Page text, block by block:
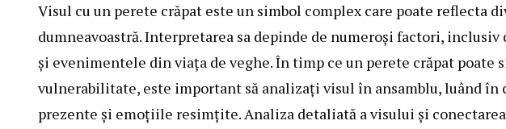
Visul cu un perete crăpat este un simbol complex care poate reflecta
dumneavoastră. Interpretarea sa depinde de numeroși factori,
și evenimentele din viața de veghe. În timp ce un perete crăpat
vulnerabilitate, este important să analizați visul în ansamblu, luând în
prezente și emoțiile resimțite. Analiza detaliată a visului și